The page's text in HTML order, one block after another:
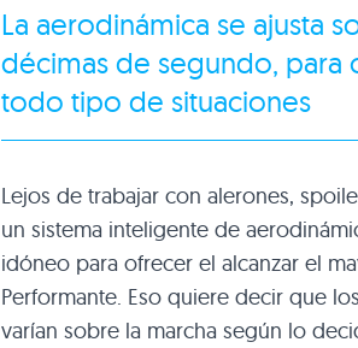
La aerodinámica se ajusta
décimas de segundo,
todo tipo de situaciones
Lejos de trabajar con alerones,
un sistema inteligente de
idóneo para ofrecer el alcanzar el
Performante. Eso quiere decir que
varían sobre la marcha según lo